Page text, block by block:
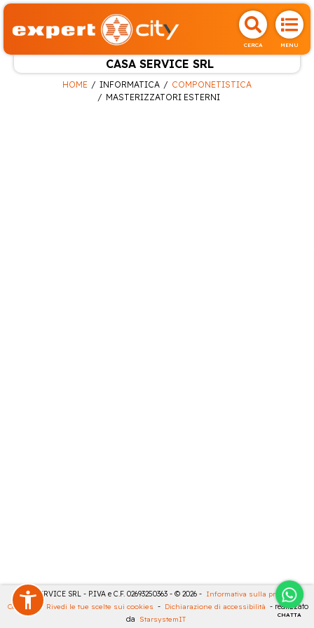
CERCA MENU
CASA SERVICE SRL
CHATTA
HOME INFORMATICA
COMPONETISTICA
MASTERIZZATORI ESTERNI
CASA SERVICE SRL - P.IVA e C.F. 02693250363 - © 2026 - Informativa sulla privacy -
Cookies
- Rivedi le tue scelte sui cookies - Dichiarazione di accessibilità - realizzato
da StarsystemIT